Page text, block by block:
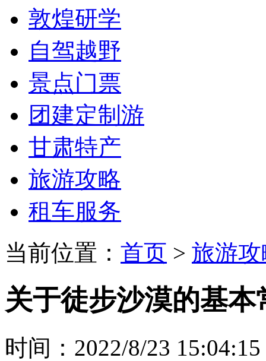
敦煌研学
自驾越野
景点门票
团建定制游
甘肃特产
旅游攻略
租车服务
当前位置： 首页 > 旅游
关于徒步沙漠的基本
时间：2022/8/23 15:04:15